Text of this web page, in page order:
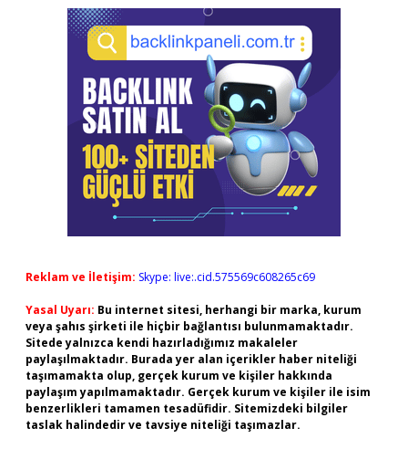
Reklam ve İletişim: Skype: live:.cid.575569c608265c69
Yasal Uyarı: Bu internet sitesi, herhangi bir marka, kurum
veya şahıs şirketi ile hiçbir bağlantısı bulunmamaktadır.
Sitede yalnızca kendi hazırladığımız makaleler
paylaşılmaktadır. Burada yer alan içerikler haber niteliği
taşımamakta olup, gerçek kurum ve kişiler hakkında
paylaşım yapılmamaktadır. Gerçek kurum ve kişiler ile isim
benzerlikleri tamamen tesadüfidir. Sitemizdeki bilgiler
taslak halindedir ve tavsiye niteliği taşımazlar.